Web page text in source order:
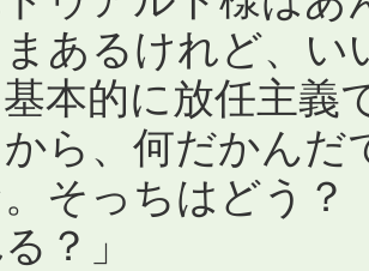
まあるけれど、
基本的に放任主義
ら、何だかんだ
そっちはどう
？」